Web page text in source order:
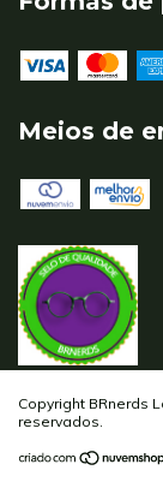
Meios de
Copyright BRnerds
reservados.